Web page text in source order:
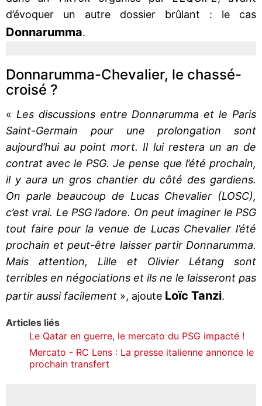
d’évoquer un autre dossier brûlant : le cas
Donnarumma.
Donnarumma-Chevalier, le chassé-
croisé ?
« Les discussions entre Donnarumma et le Paris
Saint-Germain pour une prolongation sont
aujourd’hui au point mort. Il lui restera un an de
contrat avec le PSG. Je pense que l’été prochain,
il y aura un gros chantier du côté des gardiens.
On parle beaucoup de Lucas Chevalier (LOSC),
c’est vrai. Le PSG l’adore. On peut imaginer le PSG
tout faire pour la venue de Lucas Chevalier l’été
prochain et peut-être laisser partir Donnarumma.
Mais attention, Lille et Olivier Létang sont
terribles en négociations et ils ne le laisseront pas
partir aussi facilement », ajoute Loïc Tanzi.
Articles liés
Le Qatar en guerre, le mercato du PSG impacté !
Mercato - RC Lens : La presse italienne annonce le
prochain transfert